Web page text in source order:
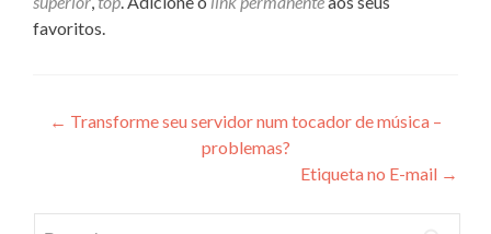
favoritos.
Navegação
Post
← Transforme seu servidor num tocador de música –
problemas?
Etiqueta no E-mail →